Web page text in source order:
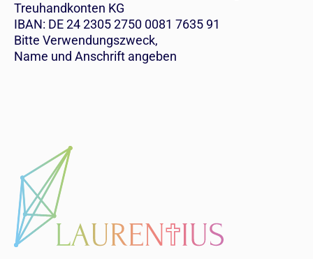
Treuhandkonten KG
IBAN: DE 24 2305 2750 0081 7635 91
Bitte Verwendungszweck,
Name und Anschrift angeben